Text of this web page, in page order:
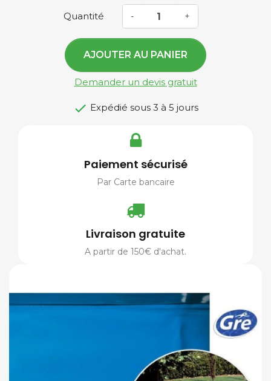
Quantité - +
AJOUTER AU PANIER
Demander un devis gratuit
 Expédié sous 3 à 5 jours
Paiement sécurisé
Par Carte bancaire
Livraison gratuite
A partir de 150€ d'achat.